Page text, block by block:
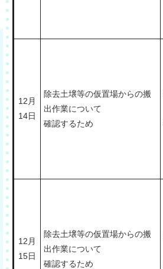
12月
14日
除去土壌等の仮置場からの搬
出作業について
確認するため
12月
15日
除去土壌等の仮置場からの搬
出作業について
確認するため